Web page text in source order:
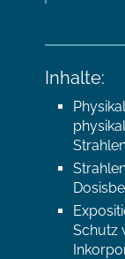
Inhalte:
Schutz